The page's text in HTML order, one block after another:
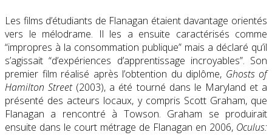
Les films d’étudiants de Flanagan étaient davantage orientés
vers le mélodrame. Il les a ensuite caractérisés comme
“impropres à la consommation publique” mais a déclaré qu’il
s’agissait “d’expériences d’apprentissage incroyables”. Son
premier film réalisé après l’obtention du diplôme, Ghosts of
Hamilton Street(2003), a été tourné dans le Maryland et a
présenté des acteurs locaux, y compris Scott Graham, que
Flanagan a rencontré à Towson. Graham se produirait
ensuite dans le court métrage de Flanagan en 2006, Oculus: